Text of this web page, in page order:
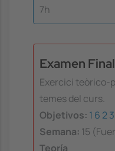
7h
Examen Final
Exercici teòrico-
temes del curs.
Objetivos: 1 6 23
Semana: 15
Teoría